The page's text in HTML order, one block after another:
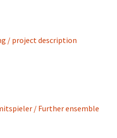
/ project description
/ Further ensemble